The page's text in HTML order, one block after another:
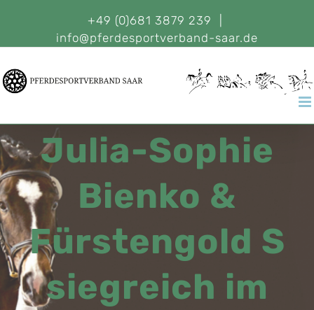
+49 (0)681 3879 239
info@pferdesportverband-saar.de
Julia-Sophie
Bienko &
Fürstengold S
siegreich im